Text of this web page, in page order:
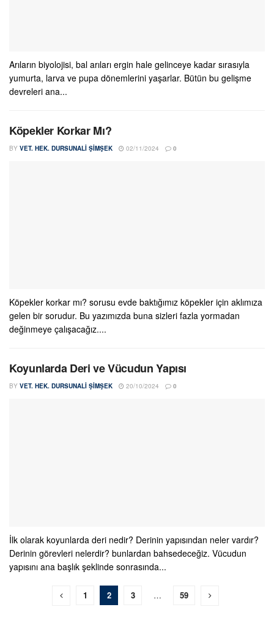
Arıların biyolojisi, bal arıları ergin hale gelinceye kadar sırasıyla
yumurta, larva ve pupa dönemlerini yaşarlar. Bütün bu gelişme
devreleri ana...
Köpekler Korkar Mı?
BY VET. HEK. DURSUNALI ŞIMŞEK 02/11/2024 0
Köpekler korkar mı? sorusu evde baktığımız köpekler için aklımıza
gelen bir sorudur. Bu yazımızda buna sizleri fazla yormadan
değinmeye çalışacağız....
Koyunlarda Deri ve Vücudun Yapısı
BY VET. HEK. DURSUNALI ŞIMŞEK 20/10/2024 0
İlk olarak koyunlarda deri nedir? Derinin yapısından neler vardır?
Derinin görevleri nelerdir? bunlardan bahsedeceğiz. Vücudun
yapısını ana başlık şeklinde sonrasında...
1 2 3 … 59